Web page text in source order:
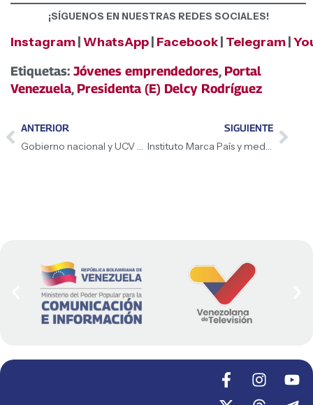
¡SÍGUENOS EN NUESTRAS REDES SOCIALES!
Instagram WhatsApp Facebook Telegram
Etiquetas: Jóvenes emprendedores, Portal
Venezuela, Presidenta (E) Delcy Rodríguez
ANTERIOR
Gobierno nacional y UCV avanzan en recuperación del Hospital Clínico Universitario
SIGUIENTE
Instituto Marca País y medios públicos impulsaron alianza estratégica nacional